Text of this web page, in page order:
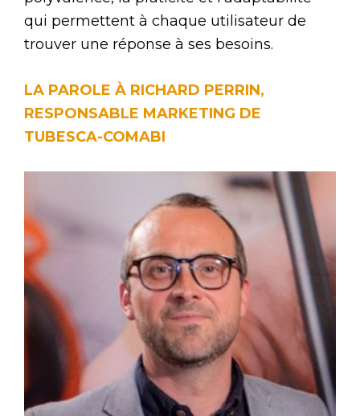
qui permettent à chaque utilisateur de
trouver une réponse à ses besoins.
LA PAROLE À RICHARD PERRIN,
RESPONSABLE MARKETING DE
TUBESCA-COMABI